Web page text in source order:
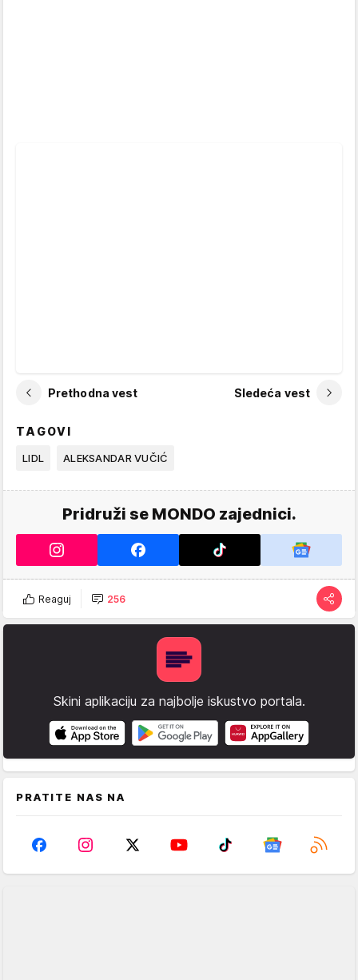
Prethodna vest Sledeća vest
TAGOVI
LIDL ALEKSANDAR VUČIĆ
Pridruži se MONDO zajednici.
Reaguj 256
Skini aplikaciju za najbolje iskustvo portala.
PRATITE NAS NA